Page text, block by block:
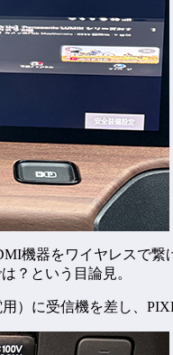
機器をワイヤレスで
？という目論見。
）に受信機を差し、